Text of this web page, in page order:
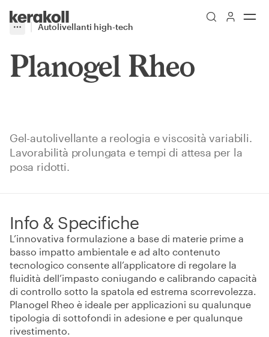
Go to Homepage
More
Toggle menu
Autolivellanti high-tech
Planogel Rheo
Gel-autolivellante a reologia e viscosità variabili.
Lavorabilità prolungata e tempi di attesa per la
posa ridotti.
Info & Specifiche
L’innovativa formulazione a base di materie prime a
basso impatto ambientale e ad alto contenuto
tecnologico consente all’applicatore di regolare la
fluidità dell’impasto coniugando e calibrando capacità
di controllo sotto la spatola ed estrema scorrevolezza.
Planogel Rheo è ideale per applicazioni su qualunque
tipologia di sottofondi in adesione e per qualunque
rivestimento.